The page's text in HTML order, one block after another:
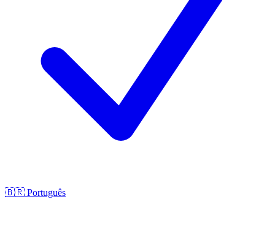
🇧🇷 Português